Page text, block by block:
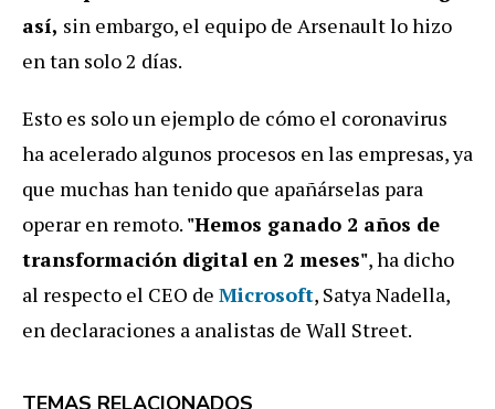
así, sin embargo, el equipo de Arsenault lo hizo
en tan solo 2 días.
Esto es solo un ejemplo de cómo el coronavirus
ha acelerado algunos procesos en las empresas, ya
que muchas han tenido que apañárselas para
operar en remoto. "Hemos ganado 2 años de
transformación digital en 2 meses", ha dicho
al respecto el CEO de Microsoft, Satya Nadella,
en declaraciones a analistas de Wall Street.
TEMAS RELACIONADOS